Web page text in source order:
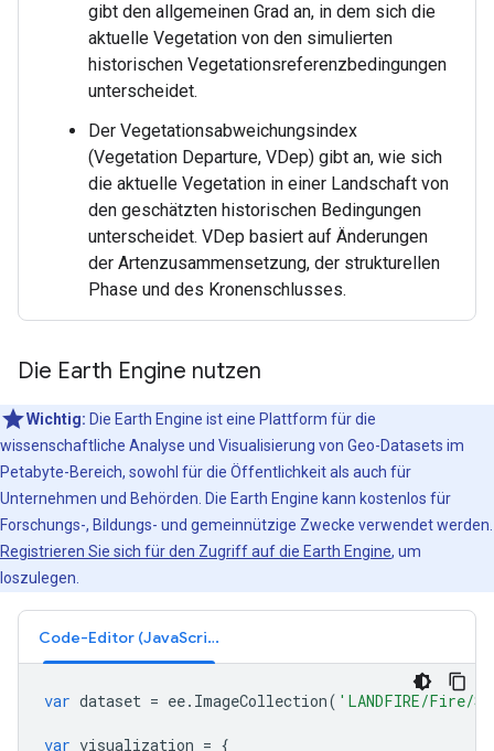
gibt den allgemeinen Grad an, in dem sich die
aktuelle Vegetation von den simulierten
historischen Vegetationsreferenzbedingungen
unterscheidet.
Der Vegetationsabweichungsindex
(Vegetation Departure, VDep) gibt an, wie sich
die aktuelle Vegetation in einer Landschaft von
den geschätzten historischen Bedingungen
unterscheidet. VDep basiert auf Änderungen
der Artenzusammensetzung, der strukturellen
Phase und des Kronenschlusses.
Die Earth Engine nutzen
Wichtig: Die Earth Engine ist eine Plattform für die
wissenschaftliche Analyse und Visualisierung von Geo-Datasets im
Petabyte-Bereich, sowohl für die Öffentlichkeit als auch für
Unternehmen und Behörden. Die Earth Engine kann kostenlos für
Forschungs-, Bildungs- und gemeinnützige Zwecke verwendet werden.
Registrieren Sie sich für den Zugriff auf die Earth Engine, um
loszulegen.
Code-Editor (JavaScript)
var dataset = ee. ImageCollection( 'LANDFIRE/Fire/
var visualization = {